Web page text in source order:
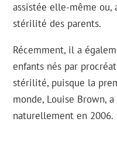
assistée elle-même ou,
stérilité des parents.
Récemment, il a
enfants nés par
stérilité, puisque la
monde, Louise Brown,
naturellement en 2006.